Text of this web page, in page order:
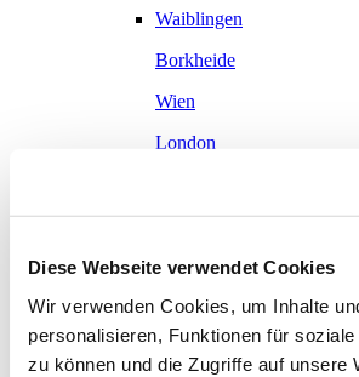
Diese Webseite verwendet Cookies
Wir verwenden Cookies, um Inhalte
personalisieren, Funktionen für
zu können und die Zugriffe auf unsere
Waiblingen
Borkheide
Wien
London
Planungstool Architekten
Planungstool Architekten